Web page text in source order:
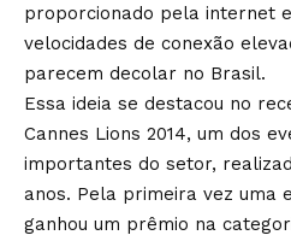
proporcionado pela internet
velocidades de conexão
parecem decolar no Brasil.
Essa ideia se destacou no
Cannes Lions 2014, um dos
importantes do setor,
anos. Pela primeira vez uma
ganhou um prêmio na